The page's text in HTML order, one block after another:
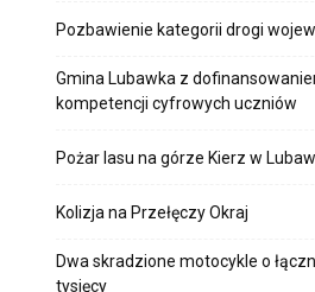
Pozbawienie kategorii drogi
Gmina Lubawka z
kompetencji cyfrowych uczniów
Pożar lasu na górze Kierz w
Kolizja na Przełęczy Okraj
Dwa skradzione motocykle o
tysięcy